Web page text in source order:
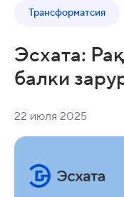
Трансформатсия
Эсхата:
балки
22 июля 2025